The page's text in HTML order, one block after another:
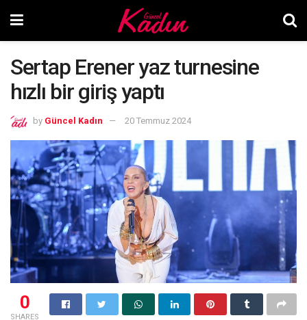
Sertap Erener yaz turnesine
hızlı bir giriş yaptı
by Güncel Kadın 20 Temmuz 2024
0
SHARES